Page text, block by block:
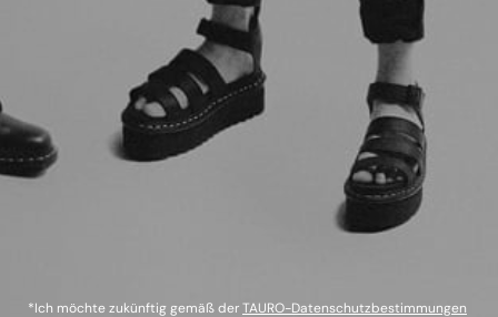
*Ich möchte zukünftig gemäß derTAURO-Datenschutzbestimmungen